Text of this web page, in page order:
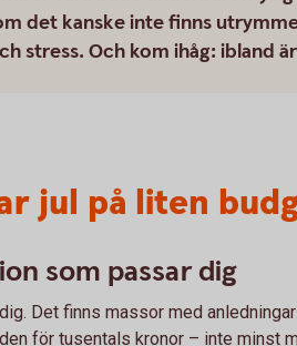
det kanske inte finns
stress. Och kom ihåg: ibland
jul på liten
som passar dig
Det finns massor med
för tusentals kronor – inte minst